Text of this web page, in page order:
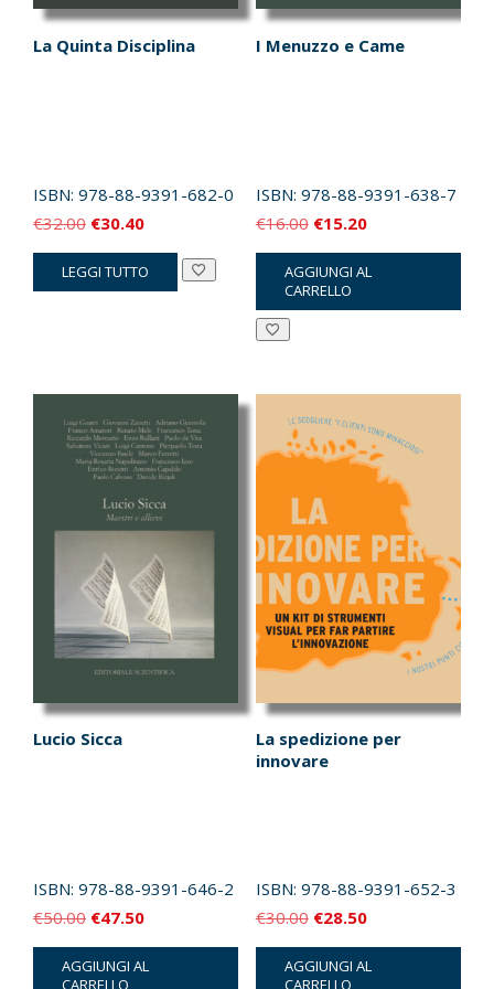
La Quinta Disciplina
ISBN: 978-88-9391-682-0
€32.00 Il
prezzo
originale
€30.40Il
prezzo
attuale
LEGGI TUTTO
I Menuzzo e Came
ISBN: 978-88-9391-638-7
€16.00 Il
prezzo
originale
era:
€15.20Il
prezzo
attuale
è:
AGGIUNGI AL
CARRELLO
Lucio Sicca
ISBN: 978-88-9391-646-2
€50.00 Il
prezzo
originale
€47.50Il
prezzo
attuale
AGGIUNGI AL
CARRELLO
La spedizione per
innovare
ISBN: 978-88-9391-652-3
€30.00 Il
prezzo
originale
€28.50Il
prezzo
attuale
AGGIUNGI AL
CARRELLO